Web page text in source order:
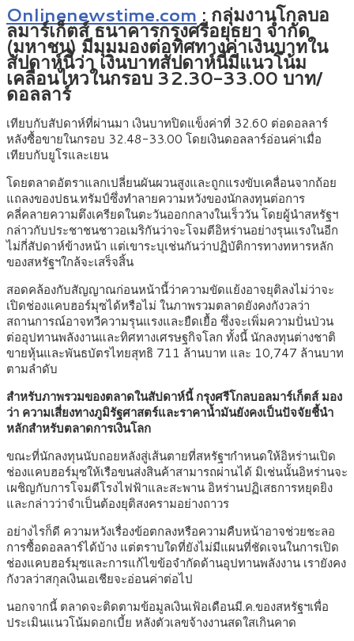
Onlinenewstime.com : กลุ่มงานโกลบอ
ลมาร์เก็ตส์ ธนาคารกรุงศรีอยุธยา จำกัด
(มหาชน) มีมุมมองต่อทิศทางค่าเงินบาทใน
สัปดาห์นี้ว่า เงินบาทสัปดาห์นี้มีแนวโน้ม
เคลื่อนไหวในกรอบ 32.30-33.00 บาท/
ดอลลาร์
เทียบกับสัปดาห์ที่ผ่านมา เงินบาทปิดแข็งค่าที่ 32.60 ต่อดอลลาร์
หลังซื้อขายในกรอบ 32.48-33.00 โดยเงินดอลลาร์อ่อนค่าเมื่อ
เทียบกับยูโรและเยน
โดยตลาดอัตราแลกเปลี่ยนผันผวนสูงและถูกแรงขับเคลื่อนจากถ้อย
แถลงของปธน.ทรัมป์ซึ่งทำลายความหวังของนักลงทุนต่อการ
คลี่คลายความตึงเครียดในตะวันออกกลางในเร็ววัน โดยผู้นำสหรัฐฯ
กล่าวกับประชาชนชาวอเมริกันว่าจะโจมตีอิหร่านอย่างรุนแรงในอีก
ไม่กี่สัปดาห์ข้างหน้า แต่เขาระบุเช่นกันว่าปฏิบัติการทางทหารหลัก
ของสหรัฐฯใกล้จะเสร็จสิ้น
สอดคล้องกับสัญญาณก่อนหน้านี้ว่าความขัดแย้งอาจยุติลงไม่ว่าจะ
เปิดช่องแคบฮอร์มุซได้หรือไม่ ในภาพรวมตลาดยังคงกังวลว่า
สถานการณ์อาจทวีความรุนแรงและยืดเยื้อ ซึ่งจะเพิ่มความปั่นป่วน
ต่ออุปทานพลังงานและทิศทางเศรษฐกิจโลก ทั้งนี้ นักลงทุนต่างชาติ
ขายหุ้นและพันธบัตรไทยสุทธิ 711 ล้านบาท และ 10,747 ล้านบาท
ตามลำดับ
สำหรับภาพรวมของตลาดในสัปดาห์นี้ กรุงศรีโกลบอลมาร์เก็ตส์ มอง
ว่า ความเสี่ยงทางภูมิรัฐศาสตร์และราคาน้ำมันยังคงเป็นปัจจัยชี้นำ
หลักสำหรับตลาดการเงินโลก
ขณะที่นักลงทุนนับถอยหลังสู่เส้นตายที่สหรัฐฯกำหนดให้อิหร่านเปิด
ช่องแคบฮอร์มุซให้เรือขนส่งสินค้าสามารถผ่านได้ มิเช่นนั้นอิหร่านจะ
เผชิญกับการโจมตีโรงไฟฟ้าและสะพาน อิหร่านปฏิเสธการหยุดยิง
และกล่าวว่าจำเป็นต้องยุติสงครามอย่างถาวร
อย่างไรก็ดี ความหวังเรื่องข้อตกลงหรือความคืบหน้าอาจช่วยชะลอ
การซื้อดอลลาร์ได้บ้าง แต่ตราบใดที่ยังไม่มีแผนที่ชัดเจนในการเปิด
ช่องแคบฮอร์มุซและการแก้ไขข้อจำกัดด้านอุปทานพลังงาน เรายังคง
กังวลว่าสกุลเงินเอเชียจะอ่อนค่าต่อไป
นอกจากนี้ ตลาดจะติดตามข้อมูลเงินเฟ้อเดือนมี.ค.ของสหรัฐฯเพื่อ
ประเมินแนวโน้มดอกเบี้ย หลังตัวเลขจ้างงานสดใสเกินคาด